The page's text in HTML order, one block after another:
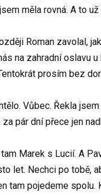
měla rovná. A to
Roman zavolal,
na zahradní oslavu u
prosím bez
Vůbec. Řekla
pár dní přece jen
Marek s Lucií. A
let. Nechci po tobě,
tam pojedeme spolu.